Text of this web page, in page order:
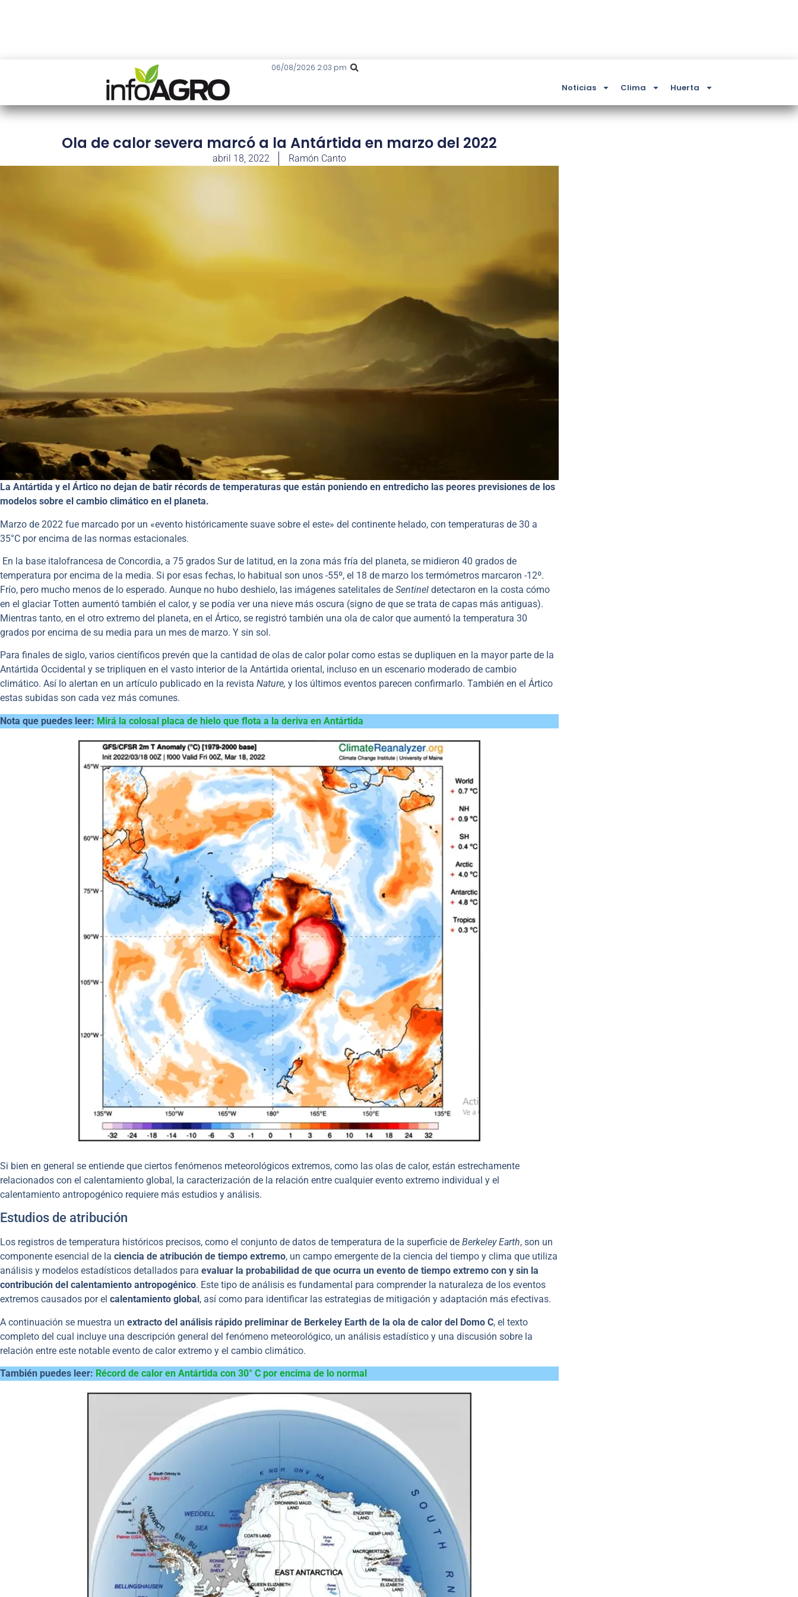
06/08/2026 2:03 pm
Noticias Clima Huerta
Ola de calor severa marcó a la Antártida en marzo del 2022
abril 18, 2022 Ramón Canto
La Antártida y el Ártico no dejan de batir récords de temperaturas que están poniendo en entredicho las peores previsiones de los
modelos sobre el cambio climático en el planeta.
Marzo de 2022 fue marcado por un «evento históricamente suave sobre el este» del continente helado, con temperaturas de 30 a
35°C por encima de las normas estacionales.
En la base italofrancesa de Concordia, a 75 grados Sur de latitud, en la zona más fría del planeta, se midieron 40 grados de
temperatura por encima de la media. Si por esas fechas, lo habitual son unos -55º, el 18 de marzo los termómetros marcaron -12º.
Frío, pero mucho menos de lo esperado. Aunque no hubo deshielo, las imágenes satelitales de Sentinel detectaron en la costa cómo
en el glaciar Totten aumentó también el calor, y se podía ver una nieve más oscura (signo de que se trata de capas más antiguas).
Mientras tanto, en el otro extremo del planeta, en el Ártico, se registró también una ola de calor que aumentó la temperatura 30
grados por encima de su media para un mes de marzo. Y sin sol.
Para finales de siglo, varios científicos prevén que la cantidad de olas de calor polar como estas se dupliquen en la mayor parte de la
Antártida Occidental y se tripliquen en el vasto interior de la Antártida oriental, incluso en un escenario moderado de cambio
climático. Así lo alertan en un artículo publicado en la revista Nature, y los últimos eventos parecen confirmarlo. También en el Ártico
estas subidas son cada vez más comunes.
Nota que puedes leer: Mirá la colosal placa de hielo que flota a la deriva en Antártida
Si bien en general se entiende que ciertos fenómenos meteorológicos extremos, como las olas de calor, están estrechamente
relacionados con el calentamiento global, la caracterización de la relación entre cualquier evento extremo individual y el
calentamiento antropogénico requiere más estudios y análisis.
Estudios de atribución
Los registros de temperatura históricos precisos, como el conjunto de datos de temperatura de la superficie de Berkeley Earth, son un
componente esencial de la ciencia de atribución de tiempo extremo, un campo emergente de la ciencia del tiempo y clima que utiliza
análisis y modelos estadísticos detallados para evaluar la probabilidad de que ocurra un evento de tiempo extremo con y sin la
contribución del calentamiento antropogénico. Este tipo de análisis es fundamental para comprender la naturaleza de los eventos
extremos causados por el calentamiento global, así como para identificar las estrategias de mitigación y adaptación más efectivas.
A continuación se muestra un extracto del análisis rápido preliminar de Berkeley Earth de la ola de calor del Domo C, el texto
completo del cual incluye una descripción general del fenómeno meteorológico, un análisis estadístico y una discusión sobre la
relación entre este notable evento de calor extremo y el cambio climático.
También puedes leer: Récord de calor en Antártida con 30° C por encima de lo normal